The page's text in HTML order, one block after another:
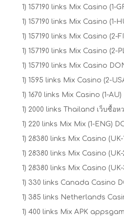
1) 157190 links Mix Casino (1-
1) 157190 links Mix Casino (1-
1) 157190 links Mix Casino (2-
1) 157190 links Mix Casino (2-
1) 157190 links Mix Casino
1) 1595 links Mix Casino (2-
1) 1670 links Mix Casino (1-
1) 2000 links Thailand เว็บซื้อห
1) 220 links Mix Mix (1-ENG)
1) 28380 links Mix Casino (UK-
1) 28380 links Mix Casino
1) 28380 links Mix Casino
1) 330 links Canada Casino
1) 385 links Netherlands
1) 400 links Mix APK